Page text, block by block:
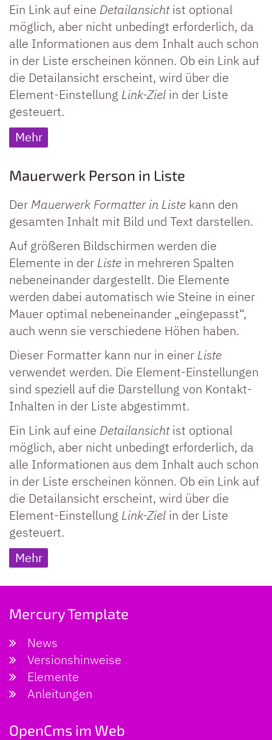
Ein Link auf eine Detailansichtist optional
möglich, aber nicht unbedingt erforderlich, da
alle Informationen aus dem Inhalt auch schon
in der Liste erscheinen können. Ob ein Link auf
die Detailansicht erscheint, wird über die
Element-Einstellung Link-Ziel in der Liste
gesteuert.
Mehr
Mauerwerk Person in Liste
Der Mauerwerk Formatter in Liste kann den
gesamten Inhalt mit Bild und Text darstellen.
Auf größeren Bildschirmen werden die
Elemente in der Liste in mehreren Spalten
nebeneinander dargestellt. Die Elemente
werden dabei automatisch wie Steine in einer
Mauer optimal nebeneinander „eingepasst“,
auch wenn sie verschiedene Höhen haben.
Dieser Formatter kann nur in einer Liste
verwendet werden. Die Element-Einstellungen
sind speziell auf die Darstellung von Kontakt-
Inhalten in der Liste abgestimmt.
Ein Link auf eine Detailansichtist optional
möglich, aber nicht unbedingt erforderlich, da
alle Informationen aus dem Inhalt auch schon
in der Liste erscheinen können. Ob ein Link auf
die Detailansicht erscheint, wird über die
Element-Einstellung Link-Ziel in der Liste
gesteuert.
Mehr
Mercury Template
News
Versionshinweise
Elemente
Anleitungen
OpenCms im Web